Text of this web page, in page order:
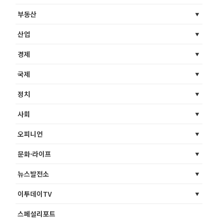
부동산
산업
경제
국제
정치
사회
오피니언
문화·라이프
뉴스발전소
이투데이TV
스페셜리포트